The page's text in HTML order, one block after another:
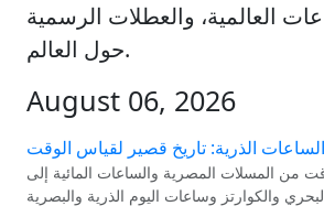
العالمية، والعطلات الرسمية
حول العالم.
August 06, 2026
الذرية: تاريخ قصير لقياس الوقت
من المسلات المصرية والساعات المائية إلى